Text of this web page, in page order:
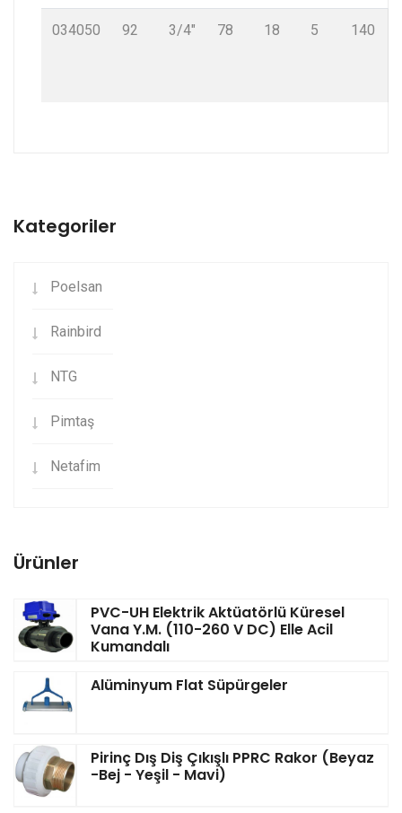
034050 92 3/4" 78 18 5 140
Kategoriler
Poelsan
Rainbird
NTG
Pimtaş
Netafim
Ürünler
PVC-UH Elektrik Aktüatörlü Küresel
Vana Y.M. (110-260 V DC) Elle Acil
Kumandalı
Alüminyum Flat Süpürgeler
Pirinç Dış Diş Çıkışlı PPRC Rakor (Beyaz
-Bej - Yeşil - Mavi)